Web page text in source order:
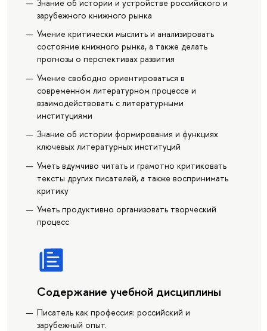
Знание об истории и устройстве российского и
зарубежного книжного рынка
Умение критически мыслить и анализировать
состояние книжного рынка, а также делать
прогнозы о перспективах развития
Умение свободно ориентироваться в
современном литературном процессе и
взаимодействовать с литературными
институциями
Знание об истории формирования и функциях
ключевых литературных институций
Уметь вдумчиво читать и грамотно критиковать
тексты других писателей, а также воспринимать
критику
Уметь продуктивно организовать творческий
процесс
Содержание учебной дисциплины
Писатель как профессия: российский и
зарубежный опыт.